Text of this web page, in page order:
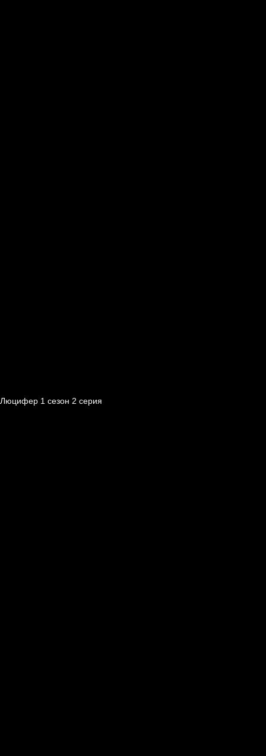
Люцифер 1 cезон 2 cерия